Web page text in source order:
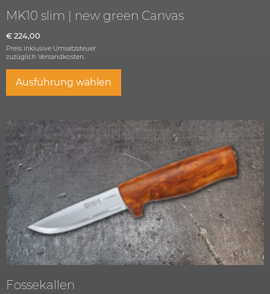
MK10 slim | new green Canvas
€ 224,00
Preis inklusive Umsatzsteuer
zuzüglich Versandkosten.
Ausführung wählen
Fossekallen